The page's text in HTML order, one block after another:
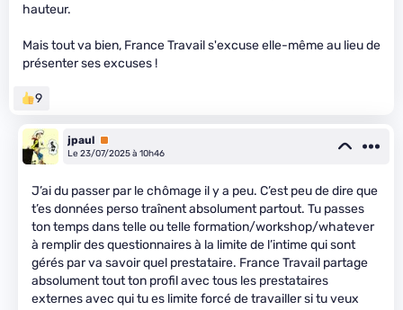
hauteur.
Mais tout va bien, France Travail s'excuse elle-même au lieu de
présenter ses excuses !
9
jpaul Premium
Le 23/07/2025 à 10h46
J’ai du passer par le chômage il y a peu. C’est peu de dire que
t’es données perso traînent absolument partout. Tu passes
ton temps dans telle ou telle formation/workshop/whatever
à remplir des questionnaires à la limite de l’intime qui sont
gérés par va savoir quel prestataire. France Travail partage
absolument tout ton profil avec tous les prestataires
externes avec qui tu es limite forcé de travailler si tu veux